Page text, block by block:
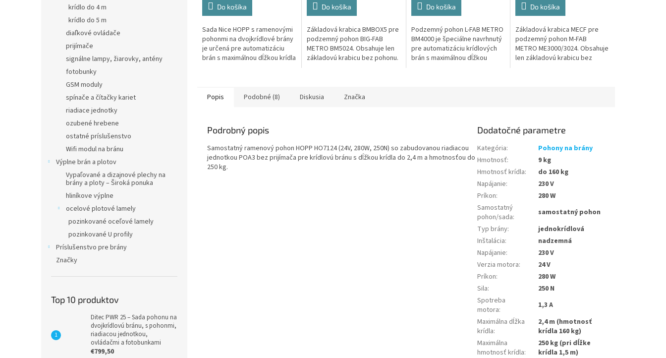
krídlo do 4 m
krídlo do 5 m
diaľkové ovládače
prijímače
signálne lampy, žiarovky, antény
fotobunky
GSM moduly
spínače a čítačky kariet
riadiace jednotky
ozubené hrebene
ostatné príslušenstvo
Wifi modul na bránu
Výplne brán a plotov
Vypaľované a dizajnové plechy na
brány a ploty – Široká ponuka
hliníkove výplne
ocelové plotové lamely
pozinkované oceľové lamely
pozinkované U profily
Príslušenstvo pre brány
Značky
Top 10 produktov
Ditec PWR 25 – Sada pohonu na
dvojkrídlovú bránu, s pohonmi,
riadiacou jednotkou,
ovládačmi a fotobunkami
€799,50
Do košíka
Sada Nice HOPP s ramenovými
pohonmi na dvojkrídlové brány
je určená pre automatizáciu
brán s maximálnou dĺžkou krídla
Do košíka
Základová krabica BMBOX5 pre
podzemný pohon BIG-FAB
METRO BM5024. Obsahuje len
základovú krabicu bez pohonu.
Do košíka
Podzemný pohon L-FAB METRO
BM4000 je špeciálne navrhnutý
pre automatizáciu krídlových
brán s maximálnou dĺžkou
Do košíka
Základová krabica MECF pre
podzemný pohon M-FAB
METRO ME3000/3024. Obsahuje
len základovú krabicu bez
Popis Podobné (8) Diskusia Značka
Podrobný popis
Samostatný ramenový pohon HOPP HO7124 (24V, 280W, 250N) so zabudovanou riadiacou
jednotkou POA3 bez prijímača pre krídlovú bránu s dĺžkou krídla do 2,4 m a hmotnosťou do
250 kg.
Dodatočné parametre
Kategória:
Pohony na brány
Hmotnosť:
9 kg
Hmotnosť krídla:
do 160 kg
Napájanie:
230 V
Príkon:
280 W
Samostatný
pohon/sada:
samostatný pohon
Typ brány:
jednokrídlová
Inštalácia:
nadzemná
Napájanie:
230 V
Verzia motora:
24 V
Príkon:
280 W
Sila:
250 N
Spotreba
motora:
1,3 A
Maximálna dĺžka
krídla:
2,4 m (hmotnosť
krídla 160 kg)
Maximálna
hmotnosť krídla:
250 kg (pri dĺžke
krídla 1,5 m)